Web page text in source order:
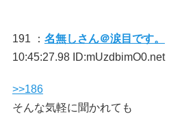
191 ： 名無しさん＠涙目です。
10:45:27.98 ID:mUzdbimO0.net
>>186
そんな気軽に聞かれても